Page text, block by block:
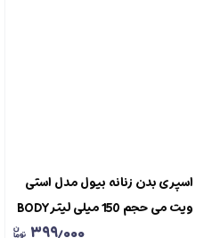
اسپری بدن زنانه بیول مدل استی
ویت می حجم 150 میلی لیترBODY
SPRAY BIOL STAY WITH ME
۳۹۹٫۰۰۰